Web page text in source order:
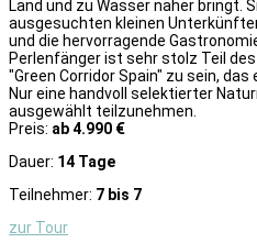
Land und zu Wasser näher bringt.
ausgesuchten kleinen
und die hervorragende
Perlenfänger ist sehr stolz Teil
"Green Corridor Spain" zu sein, das
Nur eine handvoll selektierter
ausgewählt teilzunehmen.
Preis: ab 4.990 €
Dauer: 14 Tage
Teilnehmer: 7 bis 7
zur Tour